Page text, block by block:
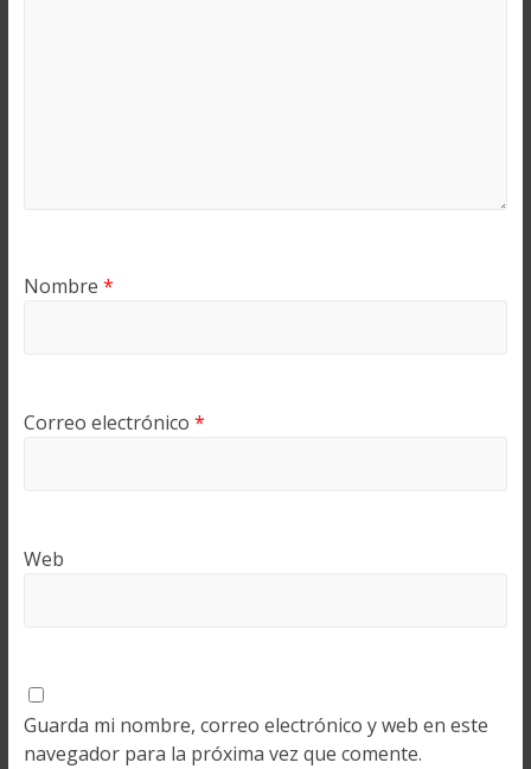
Nombre *
Correo electrónico *
Web
Guarda mi nombre, correo electrónico y web en este
navegador para la próxima vez que comente.